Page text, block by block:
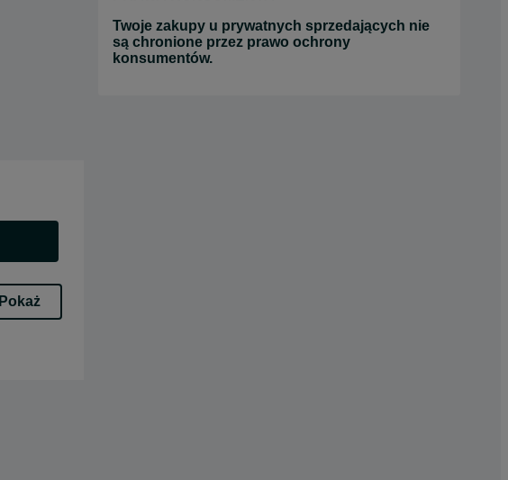
Pokaż
Twoje zakupy u prywatnych sprzedających nie
są chronione przez prawo ochrony
konsumentów.